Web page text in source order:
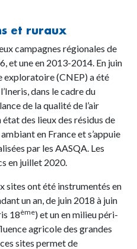
et ruraux
campagnes régionales de
et une en 2013-2014. En juin
exploratoire (CNEP) a été
dans le cadre du
de la qualité de l’air
état des lieux des résidus de
en France et s’appuie
par les AASQA. Les
en juillet 2020.
sites ont été instrumentés en
un an, de juin 2018 à juin
18ème) et un en milieu péri-
agricole des grandes
sites permet de